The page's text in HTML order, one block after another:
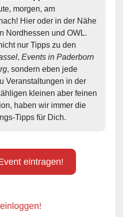
morgen, am
Hier oder in der Nähe
Nordhessen und OWL.
nur Tipps zu den
, Events in Paderborn
, sondern eben jede
Veranstaltungen in der
kleinen aber feinen
haben wir immer die
Tipps für Dich.
eintragen!